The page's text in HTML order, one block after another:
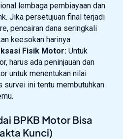
lembaga pembiayaan dan
Jika persetujuan final terjadi
pencairan dana seringkali
keesokan harinya.
Fisik Motor: Untuk
harus ada peninjauan dan
untuk menentukan nilai
survei ini tentu membutuhkan
BPKB Motor Bisa
Kunci)